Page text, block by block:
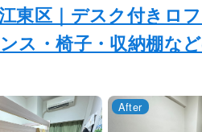
東区｜デスク付きロ
ス・椅子・収納棚な